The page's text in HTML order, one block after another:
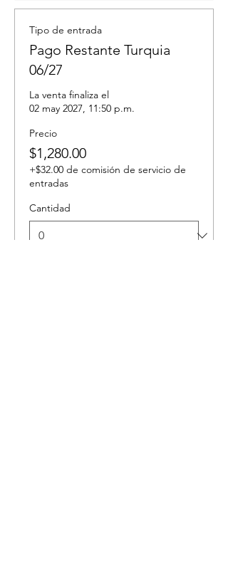
Tipo de entrada
Pago Restante Turquia
06/27
La venta finaliza el
02 may 2027, 11:50 p.m.
Precio
$1,280.00
+$32.00 de comisión de servicio de
entradas
Cantidad